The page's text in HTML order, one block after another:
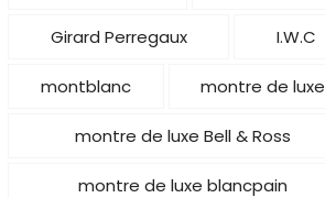
Girard Perregaux I.W.C
montblanc montre de luxe
montre de luxe Bell & Ross
montre de luxe blancpain